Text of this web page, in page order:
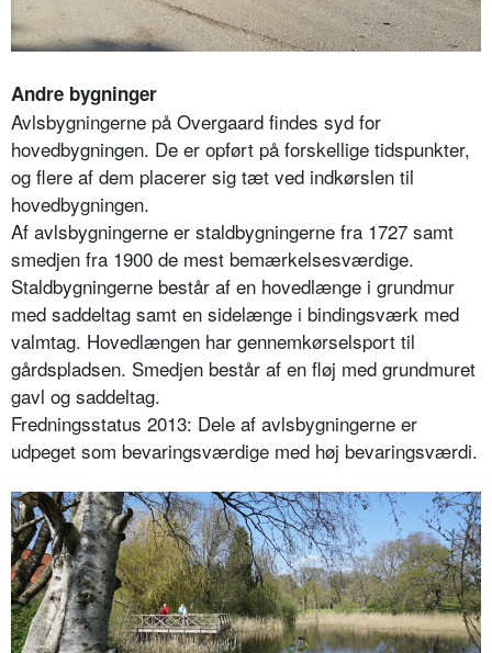
Andre bygninger
Avlsbygningerne på Overgaard findes syd for
hovedbygningen. De er opført på forskellige tidspunkter,
og flere af dem placerer sig tæt ved indkørslen til
hovedbygningen.
Af avlsbygningerne er staldbygningerne fra 1727 samt
smedjen fra 1900 de mest bemærkelsesværdige.
Staldbygningerne består af en hovedlænge i grundmur
med saddeltag samt en sidelænge i bindingsværk med
valmtag. Hovedlængen har gennemkørselsport til
gårdspladsen. Smedjen består af en fløj med grundmuret
gavl og saddeltag.
Fredningsstatus 2013: Dele af avlsbygningerne er
udpeget som bevaringsværdige med høj bevaringsværdi.